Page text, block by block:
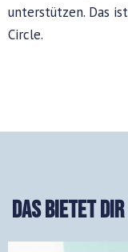
unterstützen. Das
Circle.
Das bietet